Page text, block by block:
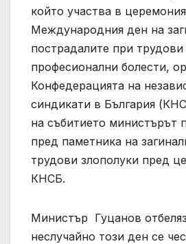
който участва в
Международния ден на
пострадалите при
професионални болести,
Конфедерацията на
синдикати в България
на събитието министърът
пред паметника на
трудови злополуки пред
КНСБ.
Министър Гуцанов
неслучайно този ден се